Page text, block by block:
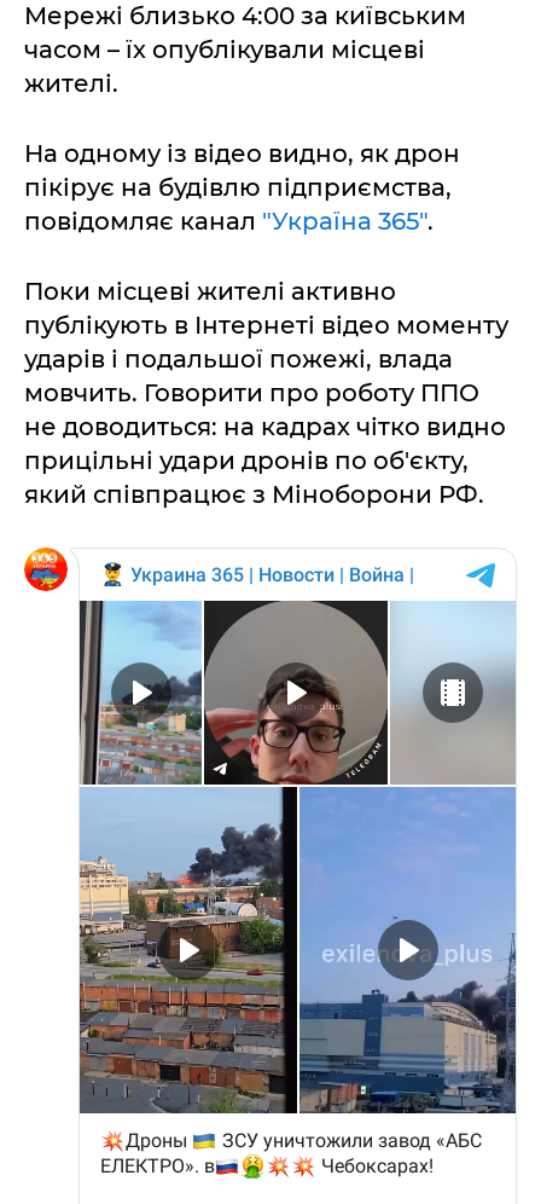
Мережі близько 4:00 за київським
часом – їх опублікували місцеві
жителі.
На одному із відео видно, як дрон
пікірує на будівлю підприємства,
повідомляє канал "Україна 365".
Поки місцеві жителі активно
публікують в Інтернеті відео моменту
ударів і подальшої пожежі, влада
мовчить. Говорити про роботу ППО
не доводиться: на кадрах чітко видно
прицільні удари дронів по об'єкту,
який співпрацює з Міноборони РФ.